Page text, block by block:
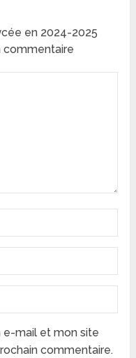
en 2024-2025
commentaire
e-mail et mon site
commentaire.